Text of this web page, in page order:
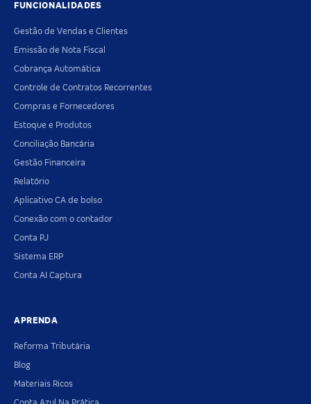
FUNCIONALIDADES
Gestão de Vendas e Clientes
Emissão de Nota Fiscal
Cobrança Automática
Controle de Contratos Recorrentes
Compras e Fornecedores
Estoque e Produtos
Conciliação Bancária
Gestão Financeira
Relatório
Aplicativo CA de bolso
Conexão com o contador
Conta PJ
Sistema ERP
Conta AI Captura
APRENDA
Reforma Tributária
Blog
Materiais Ricos